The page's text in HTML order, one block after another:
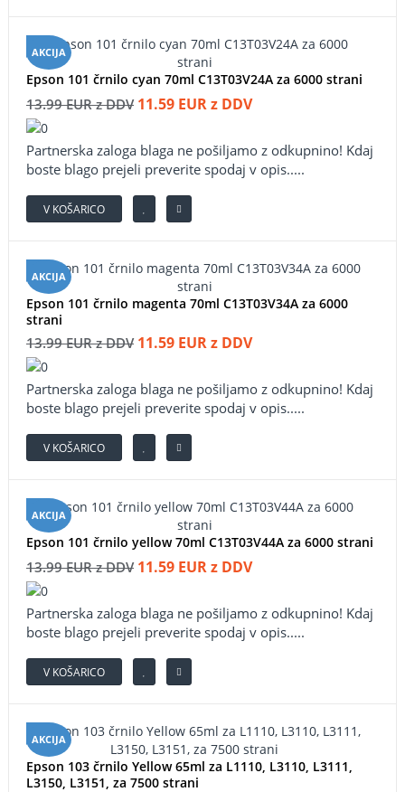
AKCIJA
Epson 101 črnilo cyan 70ml C13T03V24A za 6000 strani
13.99 EUR z DDV 11.59 EUR z DDV
Partnerska zaloga blaga ne pošiljamo z odkupnino! ​Kdaj
boste blago prejeli preverite spodaj v opis.....
V KOŠARICO
AKCIJA
Epson 101 črnilo magenta 70ml C13T03V34A za 6000
strani
13.99 EUR z DDV 11.59 EUR z DDV
Partnerska zaloga blaga ne pošiljamo z odkupnino! ​Kdaj
boste blago prejeli preverite spodaj v opis.....
V KOŠARICO
AKCIJA
Epson 101 črnilo yellow 70ml C13T03V44A za 6000 strani
13.99 EUR z DDV 11.59 EUR z DDV
Partnerska zaloga blaga ne pošiljamo z odkupnino! ​Kdaj
boste blago prejeli preverite spodaj v opis.....
V KOŠARICO
AKCIJA
Epson 103 črnilo Yellow 65ml za L1110, L3110, L3111,
L3150, L3151, za 7500 strani